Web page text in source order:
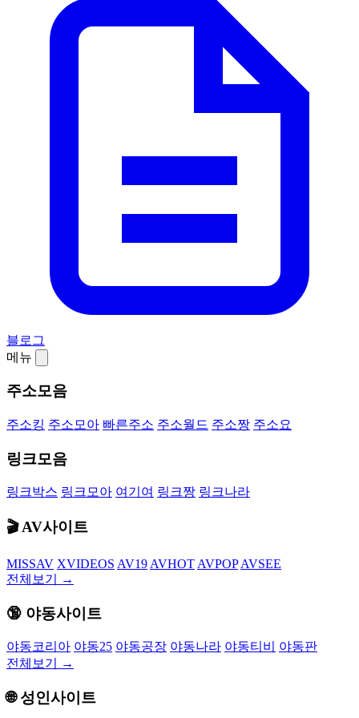
블로그
메뉴
주소모음
주소킹 주소모아 빠른주소 주소월드 주소짱 주소요
링크모음
링크박스 링크모아 여기여 링크짱 링크나라
🎬 AV사이트
MISSAV XVIDEOS AV19 AVHOT AVPOP AVSEE
전체보기 →
🔞 야동사이트
야동코리아 야동25 야동공장 야동나라 야동티비
야동판
전체보기 →
🌐 성인사이트